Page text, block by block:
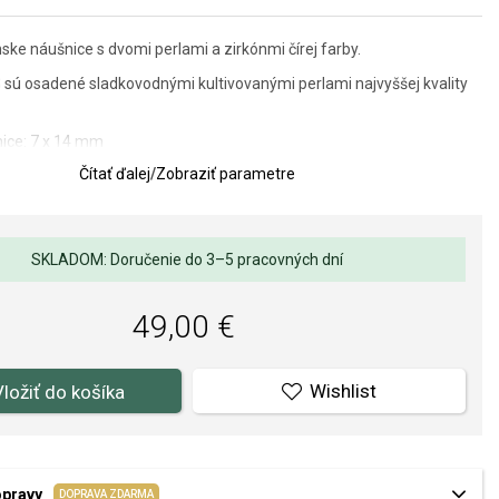
náušnice s dvomi perlami a zirkónmi čírej farby.
sú osadené sladkovodnými kultivovanými perlami najvyššej kvality
7 x 14 mm
a spracovania je pre nás prvoradá. Povrchová úprava a osadenie
Čítať ďalej/Zobraziť parametre
SKLADOM: Doručenie do 3–5 pracovných dní
49,00 €
do košíka Wishlist
DOPRAVA ZDARMA